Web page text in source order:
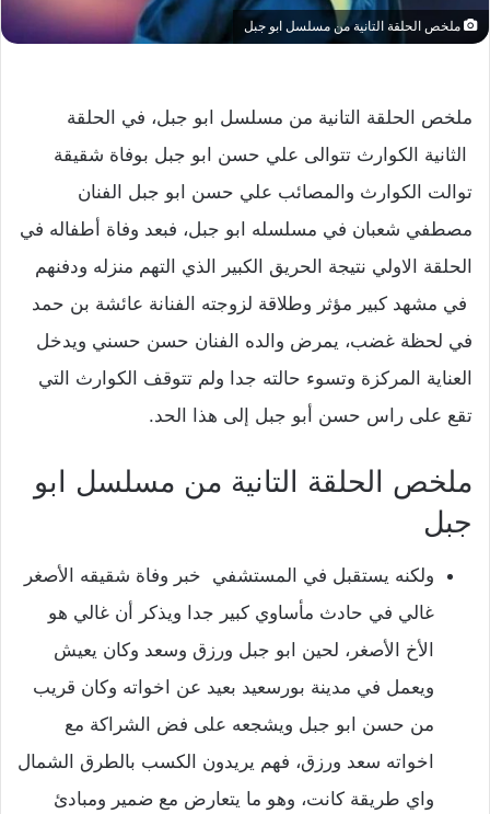
ملخص الحلقة التانية من مسلسل ابو جبل
ملخص الحلقة التانية من مسلسل ابو جبل، في الحلقة
الثانية الكوارث تتوالى علي حسن ابو جبل بوفاة شقيقة
توالت الكوارث والمصائب علي حسن ابو جبل الفنان
مصطفي شعبان في مسلسله ابو جبل، فبعد وفاة أطفاله في
الحلقة الاولي نتيجة الحريق الكبير الذي التهم منزله ودفنهم
في مشهد كبير مؤثر وطلاقة لزوجته الفنانة عائشة بن حمد
في لحظة غضب، يمرض والده الفنان حسن حسني ويدخل
العناية المركزة وتسوء حالته جدا ولم تتوقف الكوارث التي
تقع على راس حسن أبو جبل إلى هذا الحد.
ملخص الحلقة التانية من مسلسل ابو
جبل
ولكنه يستقبل في المستشفي خبر وفاة شقيقه الأصغر
غالي في حادث مأساوي كبير جدا ويذكر أن غالي هو
الأخ الأصغر، لحين ابو جبل ورزق وسعد وكان يعيش
ويعمل في مدينة بورسعيد بعيد عن اخواته وكان قريب
من حسن ابو جبل ويشجعه على فض الشراكة مع
اخواته سعد ورزق، فهم يريدون الكسب بالطرق الشمال
واي طريقة كانت، وهو ما يتعارض مع ضمير ومبادئ